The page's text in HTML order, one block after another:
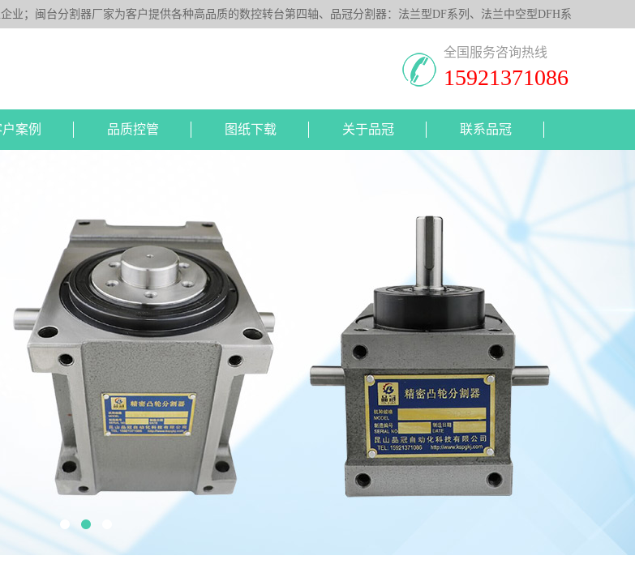
业；闽台分割器厂家为客户提供各种高品质的数控转台第四轴、品冠分割器：法兰型DF系列、法兰中空型DFH系
、圆柱重负载型Y系列；公司凭借技术优势，可按照客户要求，提供非标定制服务。
全国服务咨询热线
15921371086
案例 品质控管 图纸下载 关于品冠 联系品冠